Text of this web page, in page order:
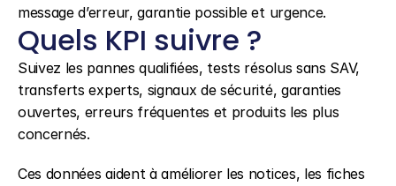
message d’erreur, garantie possible et urgence.
Quels KPI suivre ?
Suivez les pannes qualifiées, tests résolus sans SAV,
transferts experts, signaux de sécurité, garanties
ouvertes, erreurs fréquentes et produits les plus
concernés.
Ces données aident à améliorer les notices, les fiches